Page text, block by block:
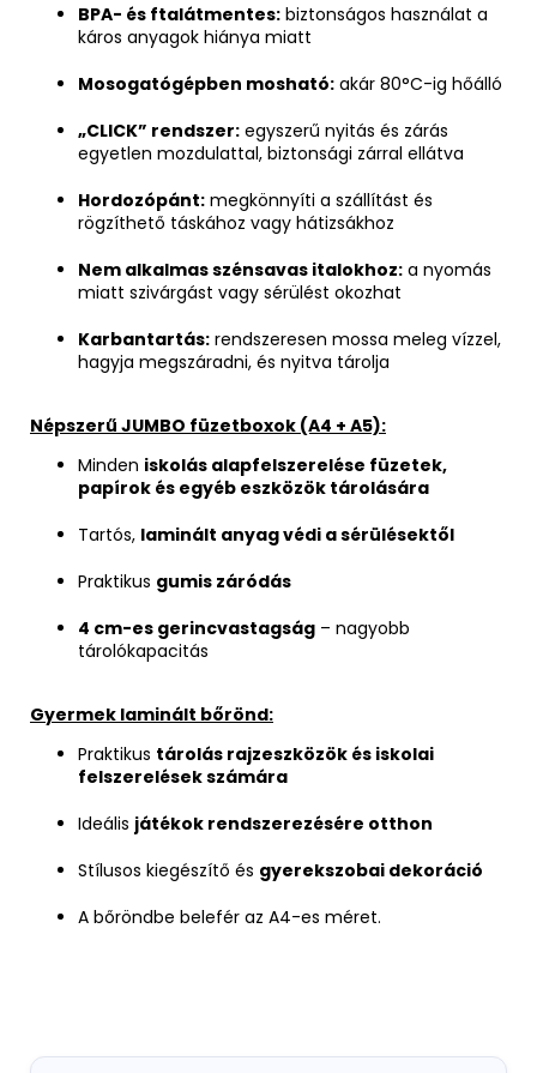
BPA- és ftalátmentes: biztonságos használat a
káros anyagok hiánya miatt
Mosogatógépben mosható: akár 80°C-ig hőálló
„CLICK” rendszer: egyszerű nyitás és zárás
egyetlen mozdulattal, biztonsági zárral ellátva
Hordozópánt: megkönnyíti a szállítást és
rögzíthető táskához vagy hátizsákhoz
Nem alkalmas szénsavas italokhoz: a nyomás
miatt szivárgást vagy sérülést okozhat
Karbantartás: rendszeresen mossa meleg vízzel,
hagyja megszáradni, és nyitva tárolja
Népszerű JUMBO füzetboxok (A4 + A5):
Minden iskolás alapfelszerelése füzetek,
papírok és egyéb eszközök tárolására
Tartós, laminált anyag védi a sérülésektől
Praktikus gumis záródás
4 cm-es gerincvastagság – nagyobb
tárolókapacitás
Gyermek laminált bőrönd:
Praktikus tárolás rajzeszközök és iskolai
felszerelések számára
Ideális játékok rendszerezésére otthon
Stílusos kiegészítő és gyerekszobai dekoráció
A bőröndbe belefér az A4-es méret.